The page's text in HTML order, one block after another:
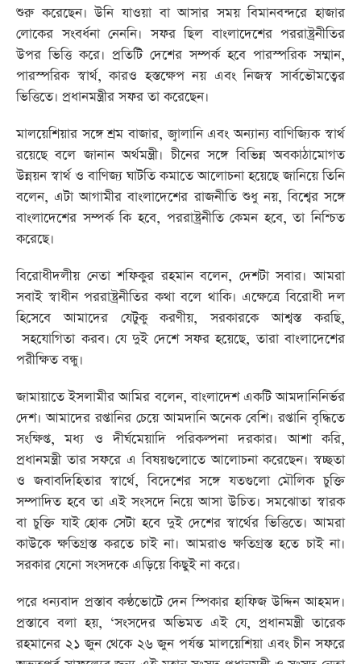
শুরু করেছেন। উনি যাওয়া বা আসার সময় বিমানবন্দরে হাজার
লোকের সংবর্ধনা নেননি। সফর ছিল বাংলাদেশের পররাষ্ট্রনীতির
উপর ভিত্তি করে। প্রতিটি দেশের সম্পর্ক হবে পারস্পরিক সম্মান,
পারস্পরিক স্বার্থ, কারও হস্তক্ষেপ নয় এবং নিজস্ব সার্বভৌমত্বের
ভিত্তিতে। প্রধানমন্ত্রীর সফর তা করেছেন।
মালয়েশিয়ার সঙ্গে শ্রম বাজার, জ্বালানি এবং অন্যান্য বাণিজ্যিক স্বার্থ
রয়েছে বলে জানান অর্থমন্ত্রী। চীনের সঙ্গে বিভিন্ন অবকাঠামোগত
উন্নয়ন স্বার্থ ও বাণিজ্য ঘাটতি কমাতে আলোচনা হয়েছে জানিয়ে তিনি
বলেন, এটা আগামীর বাংলাদেশের রাজনীতি শুধু নয়, বিশ্বের সঙ্গে
বাংলাদেশের সম্পর্ক কি হবে, পররাষ্ট্রনীতি কেমন হবে, তা নিশ্চিত
করেছে।
বিরোধীদলীয় নেতা শফিকুর রহমান বলেন, দেশটা সবার। আমরা
সবাই স্বাধীন পররাষ্ট্রনীতির কথা বলে থাকি। এক্ষেত্রে বিরোধী দল
হিসেবে আমাদের যেটুকু করণীয়, সরকারকে আশ্বস্ত করছি,
সহযোগিতা করব। যে দুই দেশে সফর হয়েছে, তারা বাংলাদেশের
পরীক্ষিত বন্ধু।
জামায়াতে ইসলামীর আমির বলেন, বাংলাদেশ একটি আমদানিনির্ভর
দেশ। আমাদের রপ্তানির চেয়ে আমদানি অনেক বেশি। রপ্তানি বৃদ্ধিতে
সংক্ষিপ্ত, মধ্য ও দীর্ঘমেয়াদি পরিকল্পনা দরকার। আশা করি,
প্রধানমন্ত্রী তার সফরে এ বিষয়গুলোতে আলোচনা করেছেন। স্বচ্ছতা
ও জবাবদিহিতার স্বার্থে, বিদেশের সঙ্গে যতগুলো মৌলিক চুক্তি
সম্পাদিত হবে তা এই সংসদে নিয়ে আসা উচিত। সমঝোতা স্বারক
বা চুক্তি যাই হোক সেটা হবে দুই দেশের স্বার্থের ভিত্তিতে। আমরা
কাউকে ক্ষতিগ্রস্ত করতে চাই না। আমরাও ক্ষতিগ্রস্ত হতে চাই না।
সরকার যেনো সংসদকে এড়িয়ে কিছুই না করে।
পরে ধন্যবাদ প্রস্তাব কণ্ঠভোটে দেন স্পিকার হাফিজ উদ্দিন আহমদ।
প্রস্তাবে বলা হয়, ‘সংসদের অভিমত এই যে, প্রধানমন্ত্রী তারেক
রহমানের ২১ জুন থেকে ২৬ জুন পর্যন্ত মালয়েশিয়া এবং চীন সফরে